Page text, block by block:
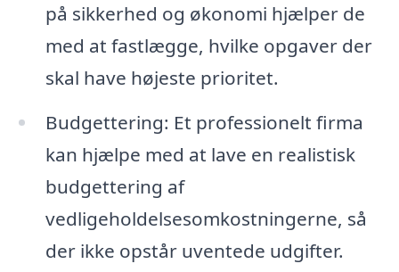
på sikkerhed og økonomi hjælper de
med at fastlægge, hvilke opgaver der
skal have højeste prioritet.
Budgettering: Et professionelt firma
kan hjælpe med at lave en realistisk
budgettering af
vedligeholdelsesomkostningerne, så
der ikke opstår uventede udgifter.